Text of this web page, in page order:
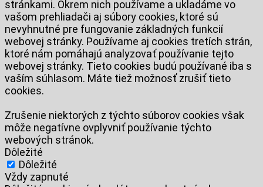
stránkami. Okrem nich používame a ukladáme vo
vašom prehliadači aj súbory cookies, ktoré sú
nevyhnutné pre fungovanie základných funkcií
webovej stránky. Používame aj cookies tretích strán,
ktoré nám pomáhajú analyzovať používanie tejto
webovej stránky. Tieto cookies budú používané iba s
vaším súhlasom. Máte tiež možnosť zrušiť tieto
cookies.
Zrušenie niektorých z týchto súborov cookies však
môže negatívne ovplyvniť používanie týchto
webových stránok.
Dôležité
Dôležité
Vždy zapnuté